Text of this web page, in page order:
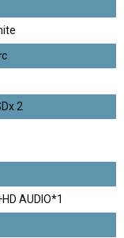
2
AUDIO*1